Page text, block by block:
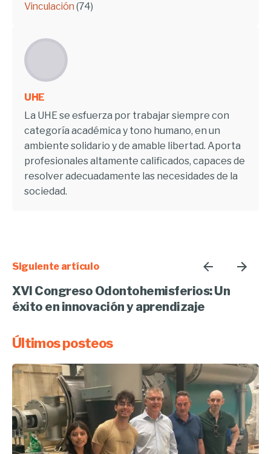
Vinculación (74)
UHE
La UHE se esfuerza por trabajar siempre con
categoría académica y tono humano, en un
ambiente solidario y de amable libertad. Aporta
profesionales altamente calificados, capaces de
resolver adecuadamente las necesidades de la
sociedad.
Siguiente artículo
XVI Congreso Odontohemisferios: Un
éxito en innovación y aprendizaje
Últimos posteos